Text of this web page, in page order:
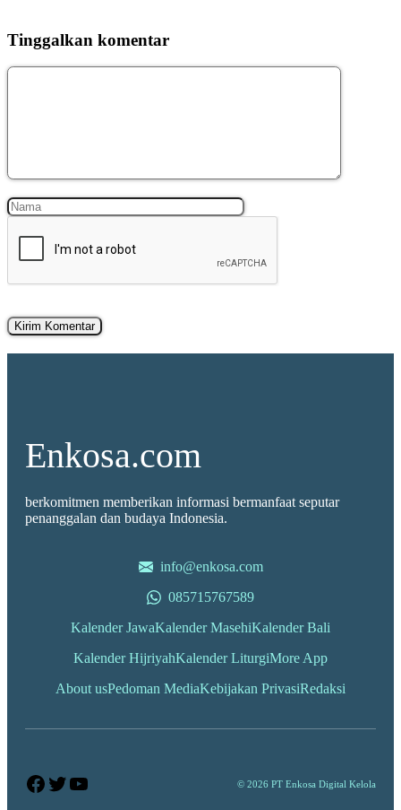
Tinggalkan komentar
Komentar
Nama Surel
Enkosa.com
berkomitmen memberikan informasi bermanfaat seputar
penanggalan dan budaya Indonesia.
info@enkosa.com
085715767589
Kalender JawaKalender MasehiKalender Bali
Kalender HijriyahKalender LiturgiMore App
About usPedoman MediaKebijakan PrivasiRedaksi
Facebook
Twitter
YouTube © 2026 PT Enkosa Digital Kelola